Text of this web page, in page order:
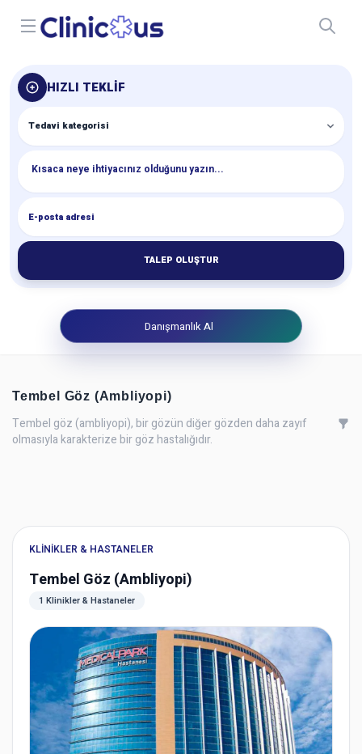
Open menu
HIZLI TEKLIF
TALEP OLUŞTUR
Danışmanlık Al
Tembel Göz (Ambliyopi)
Tembel göz (ambliyopi), bir gözün diğer gözden daha zayıf
olmasıyla karakterize bir göz hastalığıdır.
KLINIKLER & HASTANELER
Tembel Göz (Ambliyopi)
1 Klinikler & Hastaneler